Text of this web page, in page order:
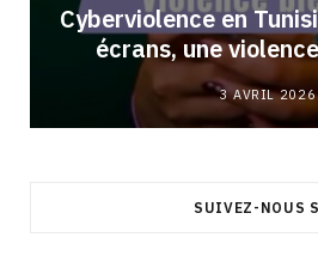
Cyberviolence en
écrans, une
3 AVRIL 2026
SUIVEZ-NOUS